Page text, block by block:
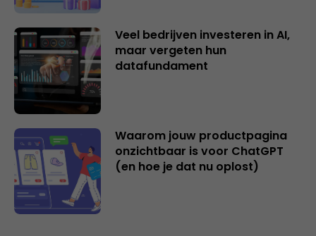
Veel bedrijven investeren in AI,
maar vergeten hun
datafundament
Waarom jouw productpagina
onzichtbaar is voor ChatGPT
(en hoe je dat nu oplost)